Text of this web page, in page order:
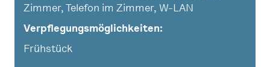
Zimmer, Telefon im Zimmer, W-LAN
Verpflegungsmöglichkeiten
Frühstück